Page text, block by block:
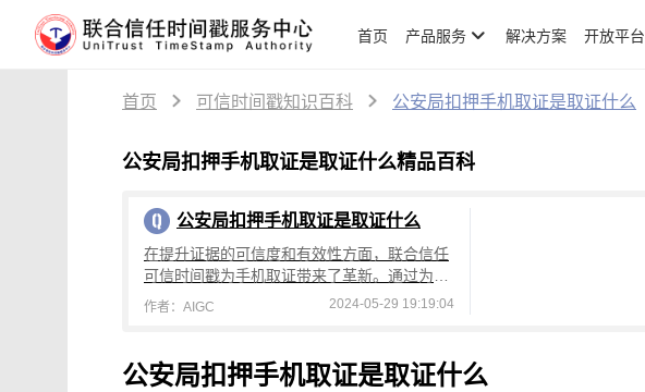
首页 产品服务 解决方案 开放平台
首页 可信时间戳知识百科 公安局扣押手机取证是取证什么
公安局扣押手机取证是取证什么精品百科
公安局扣押手机取证是取证什么
在提升证据的可信度和有效性方面，联合信任
可信时间戳为手机取证带来了革新。通过为数
据提供权威的时间证明，加强了手机取证的可
作者：AIGC 2024-05-29 19:19:04
公安局扣押手机取证是取证什么